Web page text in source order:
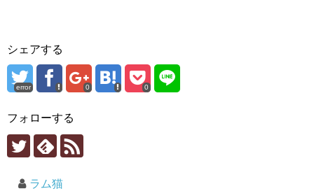
シェアする
error 0 0
フォローする
ラム猫